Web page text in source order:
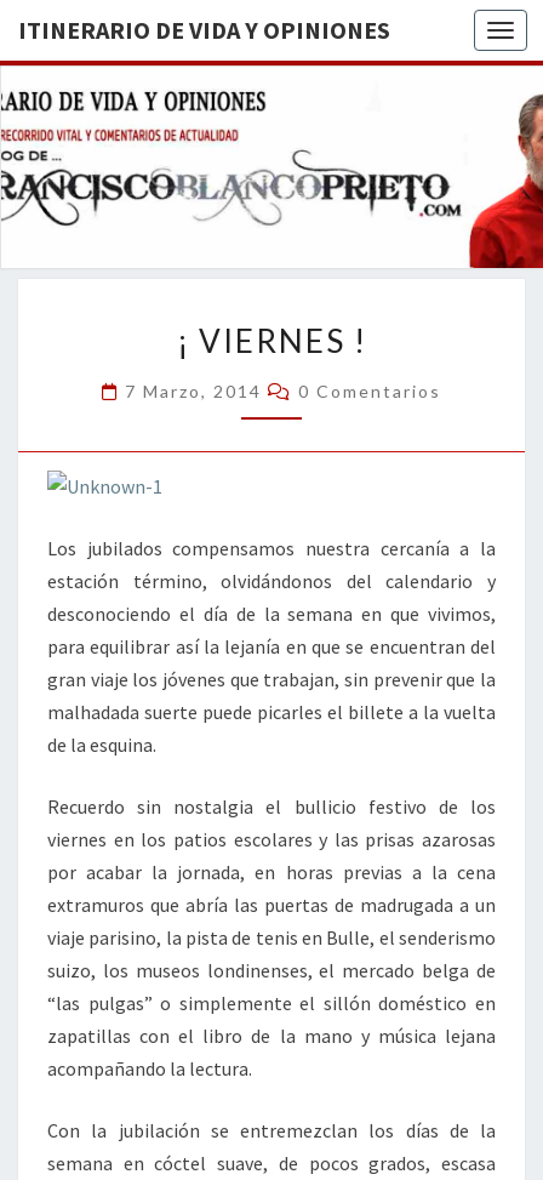
ITINERARIO DE VIDA Y OPINIONES
DE
BREVE
RECORRIDO
VITAL Y
ACTUALIDAD
VIERNES
!
¡ VIERNES !
7 Marzo, 2014 Comentarios
0 Comentarios
Los jubilados compensamos nuestra cercanía a la
estación término, olvidándonos del calendario y
desconociendo el día de la semana en que vivimos,
para equilibrar así la lejanía en que se encuentran del
gran viaje los jóvenes que trabajan, sin prevenir que la
malhadada suerte puede picarles el billete a la vuelta
de la esquina.
Recuerdo sin nostalgia el bullicio festivo de los
viernes en los patios escolares y las prisas azarosas
por acabar la jornada, en horas previas a la cena
extramuros que abría las puertas de madrugada a un
viaje parisino, la pista de tenis en Bulle, el senderismo
suizo, los museos londinenses, el mercado belga de
“las pulgas” o simplemente el sillón doméstico en
zapatillas con el libro de la mano y música lejana
acompañando la lectura.
Con la jubilación se entremezclan los días de la
semana en cóctel suave, de pocos grados, escasa